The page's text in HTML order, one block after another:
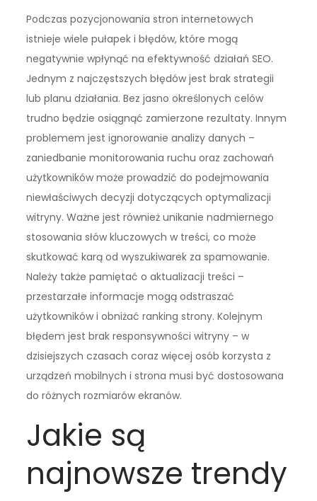
Podczas pozycjonowania stron internetowych
istnieje wiele pułapek i błędów, które mogą
negatywnie wpłynąć na efektywność działań SEO.
Jednym z najczęstszych błędów jest brak strategii
lub planu działania. Bez jasno określonych celów
trudno będzie osiągnąć zamierzone rezultaty. Innym
problemem jest ignorowanie analizy danych –
zaniedbanie monitorowania ruchu oraz zachowań
użytkowników może prowadzić do podejmowania
niewłaściwych decyzji dotyczących optymalizacji
witryny. Ważne jest również unikanie nadmiernego
stosowania słów kluczowych w treści, co może
skutkować karą od wyszukiwarek za spamowanie.
Należy także pamiętać o aktualizacji treści –
przestarzałe informacje mogą odstraszać
użytkowników i obniżać ranking strony. Kolejnym
błędem jest brak responsywności witryny – w
dzisiejszych czasach coraz więcej osób korzysta z
urządzeń mobilnych i strona musi być dostosowana
do różnych rozmiarów ekranów.
Jakie są
najnowsze trendy